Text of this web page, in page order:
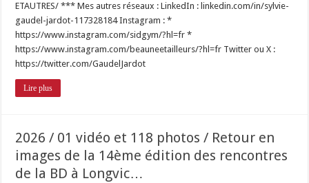
ETAUTRES/ *** Mes autres réseaux : LinkedIn : linkedin.com/in/sylvie-
gaudel-jardot-117328184 Instagram : *
https://www.instagram.com/sidgym/?hl=fr *
https://www.instagram.com/beauneetailleurs/?hl=fr Twitter ou X :
https://twitter.com/GaudelJardot
Lire plus
2026 / 01 vidéo et 118 photos / Retour en
images de la 14ème édition des rencontres
de la BD à Longvic…